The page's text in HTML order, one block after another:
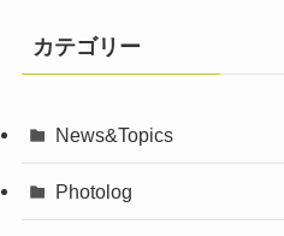
カテゴリー
News&Topics
Photolog